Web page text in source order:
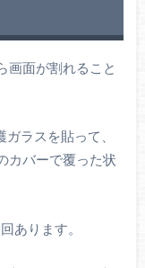
画面が割れること
ラスを貼って、
カバーで覆った状
あります。